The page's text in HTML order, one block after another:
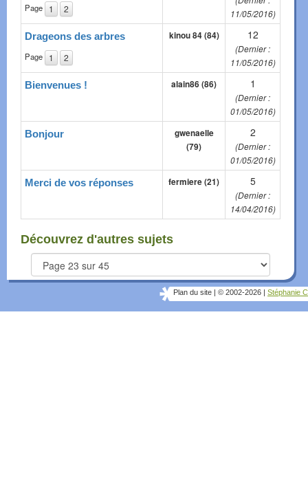
Page 1 2
11/05/2016)
Drageons des arbres
Page 1 2
kinou 84 (84) 12
(Dernier :
11/05/2016)
Bienvenues ! alain86 (86) 1
(Dernier :
01/05/2016)
Bonjour
gwenaelle
(79)
2
(Dernier :
01/05/2016)
Merci de vos réponses fermiere (21) 5
(Dernier :
14/04/2016)
Découvrez d'autres sujets
Plan du site © 2002-2026 Stéphanie C